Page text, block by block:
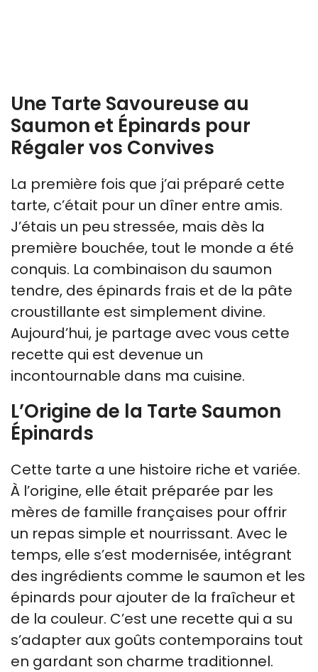
Une Tarte Savoureuse au
Saumon et Épinards pour
Régaler vos Convives
La première fois que j’ai préparé cette
tarte, c’était pour un dîner entre amis.
J’étais un peu stressée, mais dès la
première bouchée, tout le monde a été
conquis. La combinaison du saumon
tendre, des épinards frais et de la pâte
croustillante est simplement divine.
Aujourd’hui, je partage avec vous cette
recette qui est devenue un
incontournable dans ma cuisine.
L’Origine de la Tarte Saumon
Épinards
Cette tarte a une histoire riche et variée.
À l’origine, elle était préparée par les
mères de famille françaises pour offrir
un repas simple et nourrissant. Avec le
temps, elle s’est modernisée, intégrant
des ingrédients comme le saumon et les
épinards pour ajouter de la fraîcheur et
de la couleur. C’est une recette qui a su
s’adapter aux goûts contemporains tout
en gardant son charme traditionnel.